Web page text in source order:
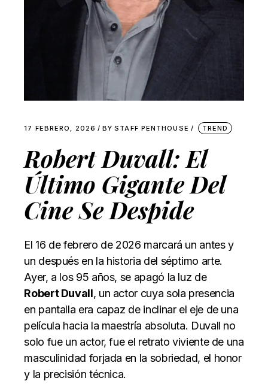
17 FEBRERO, 2026 BY STAFF PENTHOUSE TREND
Robert Duvall: El
Último Gigante Del
Cine Se Despide
El 16 de febrero de 2026 marcará un antes y
un después en la historia del séptimo arte.
Ayer, a los 95 años, se apagó la luz de
Robert Duvall, un actor cuya sola presencia
en pantalla era capaz de inclinar el eje de una
película hacia la maestría absoluta. Duvall no
solo fue un actor, fue el retrato viviente de una
masculinidad forjada en la sobriedad, el honor
y la precisión técnica.